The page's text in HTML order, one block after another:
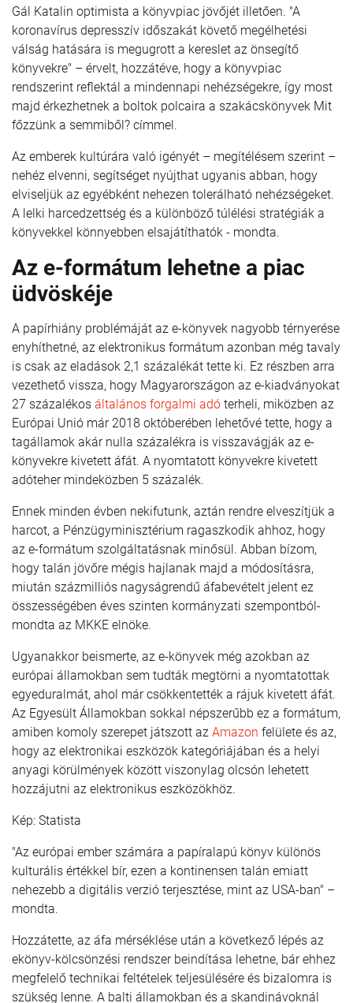
Gál Katalin optimista a könyvpiac jövőjét illetően. "A
koronavírus depresszív időszakát követő megélhetési
válság hatására is megugrott a kereslet az önsegítő
könyvekre" – érvelt, hozzátéve, hogy a könyvpiac
rendszerint reflektál a mindennapi nehézségekre, így most
majd érkezhetnek a boltok polcaira a szakácskönyvek Mit
főzzünk a semmiből? címmel.
Az emberek kultúrára való igényét – megítélésem szerint –
nehéz elvenni, segítséget nyújthat ugyanis abban, hogy
elviseljük az egyébként nehezen tolerálható nehézségeket.
A lelki harcedzettség és a különböző túlélési stratégiák a
könyvekkel könnyebben elsajátíthatók - mondta.
Az e-formátum lehetne a piac
üdvöskéje
A papírhiány problémáját az e-könyvek nagyobb térnyerése
enyhíthetné, az elektronikus formátum azonban még tavaly
is csak az eladások 2,1 százalékát tette ki. Ez részben arra
vezethető vissza, hogy Magyarországon az e-kiadványokat
27 százalékos általános forgalmi adó terheli, miközben az
Európai Unió már 2018 októberében lehetővé tette, hogy a
tagállamok akár nulla százalékra is visszavágják az e-
könyvekre kivetett áfát. A nyomtatott könyvekre kivetett
adóteher mindeközben 5 százalék.
Ennek minden évben nekifutunk, aztán rendre elveszítjük a
harcot, a Pénzügyminisztérium ragaszkodik ahhoz, hogy
az e-formátum szolgáltatásnak minősül. Abban bízom,
hogy talán jövőre mégis hajlanak majd a módosításra,
miután százmilliós nagyságrendű áfabevételt jelent ez
összességében éves szinten kormányzati szempontból-
mondta az MKKE elnöke.
Ugyanakkor beismerte, az e-könyvek még azokban az
európai államokban sem tudták megtörni a nyomtatottak
egyeduralmát, ahol már csökkentették a rájuk kivetett áfát.
Az Egyesült Államokban sokkal népszerűbb ez a formátum,
amiben komoly szerepet játszott az Amazon felülete és az,
hogy az elektronikai eszközök kategóriájában és a helyi
anyagi körülmények között viszonylag olcsón lehetett
hozzájutni az elektronikus eszközökhöz.
Kép: Statista
"Az európai ember számára a papíralapú könyv különös
kulturális értékkel bír, ezen a kontinensen talán emiatt
nehezebb a digitális verzió terjesztése, mint az USA-ban" –
mondta.
Hozzátette, az áfa mérséklése után a következő lépés az
ekönyv-kölcsönzési rendszer beindítása lehetne, bár ehhez
megfelelő technikai feltételek teljesülésére és bizalomra is
szükség lenne. A balti államokban és a skandinávoknál